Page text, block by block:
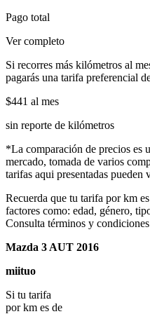
Pago total
Ver completo
Si recorres más kilómetros al
pagarás una tarifa preferencial
$441 al mes
sin reporte de kilómetros
*La comparación de precios es
mercado, tomada de varios
tarifas aqui presentadas pueden
Recuerda que tu tarifa por km
factores como: edad, género,
Consulta términos y
Mazda 3 AUT 2016
miituo
Si tu tarifa
por km es de